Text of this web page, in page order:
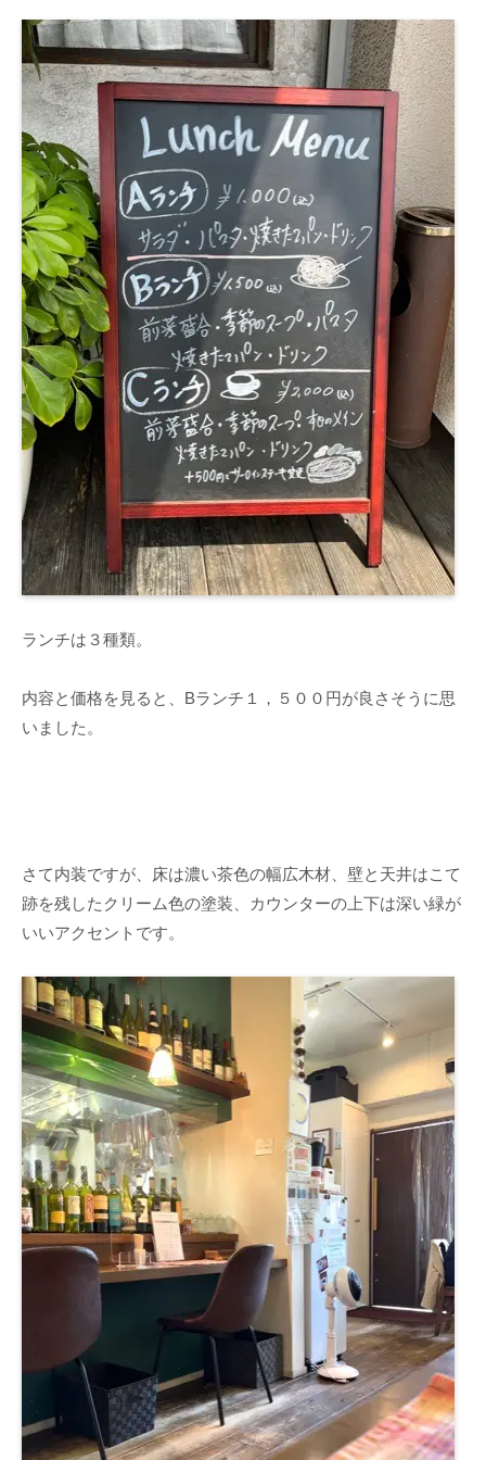
ランチは３種類。
内容と価格を見ると、Bランチ１，５００円が良さそうに思
いました。
さて内装ですが、床は濃い茶色の幅広木材、壁と天井はこて
跡を残したクリーム色の塗装、カウンターの上下は深い緑が
いいアクセントです。